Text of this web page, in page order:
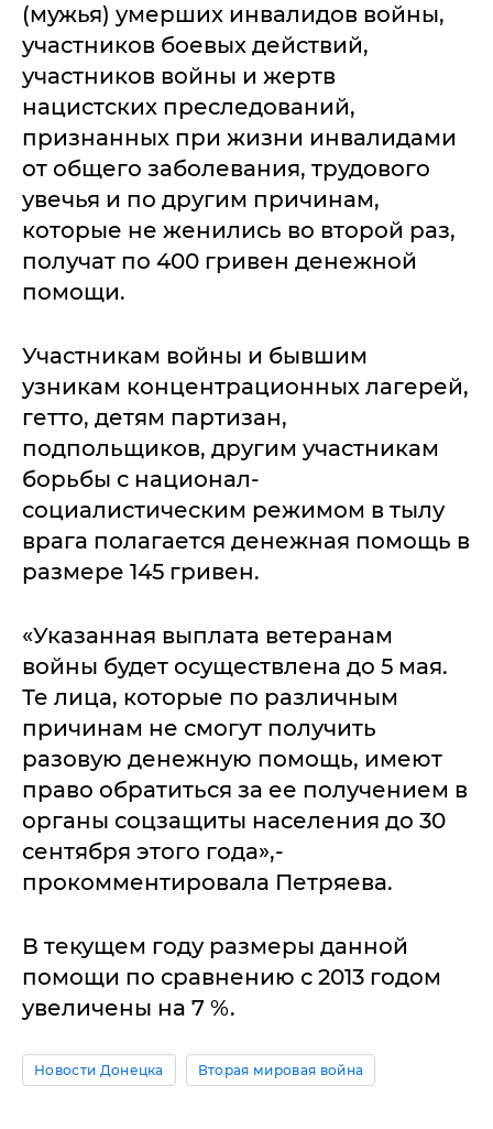
(мужья) умерших инвалидов войны,
участников боевых действий,
участников войны и жертв
нацистских преследований,
признанных при жизни инвалидами
от общего заболевания, трудового
увечья и по другим причинам,
которые не женились во второй раз,
получат по 400 гривен денежной
помощи.
Участникам войны и бывшим
узникам концентрационных лагерей,
гетто, детям партизан,
подпольщиков, другим участникам
борьбы с национал-
социалистическим режимом в тылу
врага полагается денежная помощь в
размере 145 гривен.
«Указанная выплата ветеранам
войны будет осуществлена до 5 мая.
Те лица, которые по различным
причинам не смогут получить
разовую денежную помощь, имеют
право обратиться за ее получением в
органы соцзащиты населения до 30
сентября этого года»,-
прокомментировала Петряева.
В текущем году размеры данной
помощи по сравнению с 2013 годом
увеличены на 7 %.
Новости Донецка Вторая мировая война